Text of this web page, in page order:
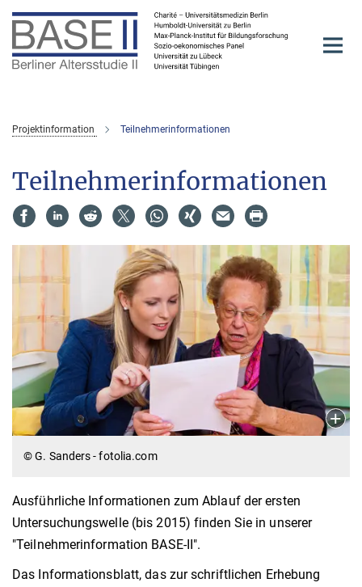
Hauptinhalt
Projektinformation Teilnehmerinformationen
Teilnehmerinformationen
© G. Sanders - fotolia.com
Ausführliche Informationen zum Ablauf der ersten
Untersuchungswelle (bis 2015) finden Sie in unserer
"Teilnehmerinformation BASE-II".
Das Informationsblatt, das zur schriftlichen Erhebung